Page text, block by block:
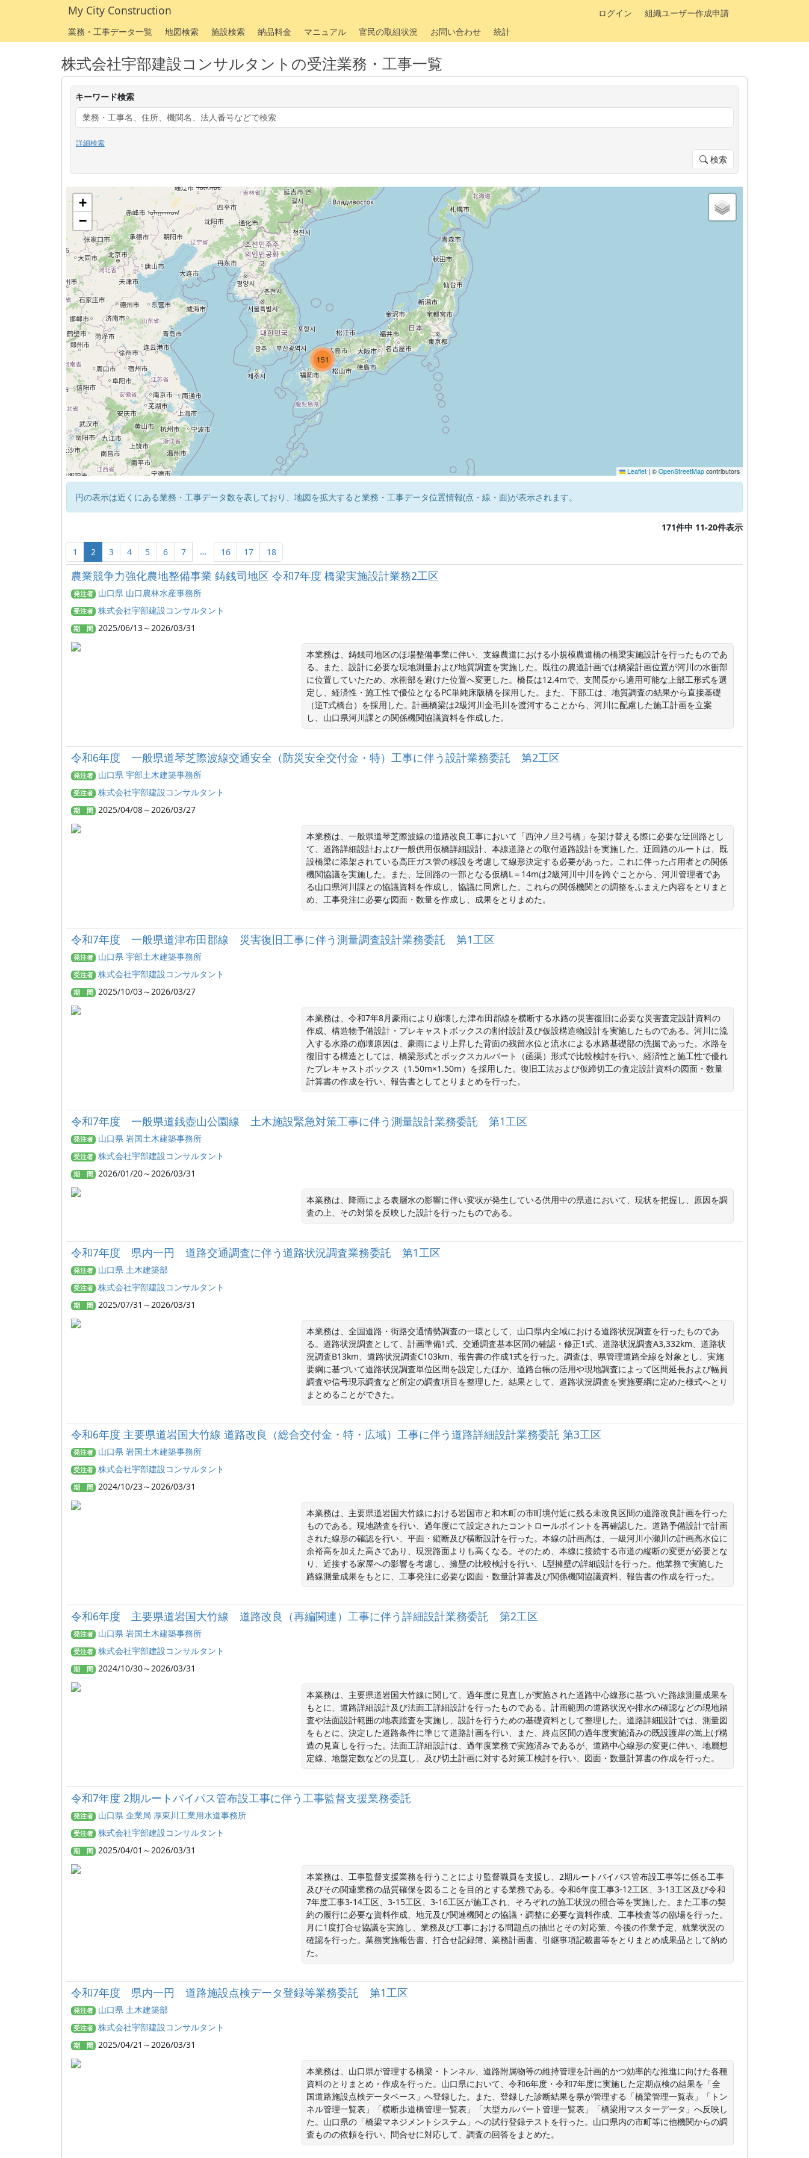
My City Construction ログイン
組織ユーザー作成申請
業務・工事データ一覧
地図検索 施設検索 納品料金 マニュアル 官民の取組状況 お問い合わせ 統計
株式会社宇部建設コンサルタントの受注業務・工事一覧
キーワード検索
詳細検索
検索
20
154
151
+
−
Leaflet | © OpenStreetMap contributors
円の表示は近くにある業務・工事データ数を表しており、地図を拡大すると業務・工事データ位置情報(点・線・面)が表示されます。
171件中 11-20件表示
1 2 3 4 5 6 7 … 16 17 18
農業競争力強化農地整備事業 鋳銭司地区 令和7年度 橋梁実施設計業務2工区
発注者 山口県 山口農林水産事務所
受注者 株式会社宇部建設コンサルタント
期 間 2025/06/13～2026/03/31
本業務は、鋳銭司地区のほ場整備事業に伴い、支線農道における小規模農道橋の橋梁実施設計を行ったものであ
る。また、設計に必要な現地測量および地質調査を実施した。既往の農道計画では橋梁計画位置が河川の水衝部
に位置していたため、水衝部を避けた位置へ変更した。橋長は12.4mで、支間長から適用可能な上部工形式を選
定し、経済性・施工性で優位となるPC単純床版橋を採用した。また、下部工は、地質調査の結果から直接基礎
（逆T式橋台）を採用した。計画橋梁は2級河川金毛川を渡河することから、河川に配慮した施工計画を立案
し、山口県河川課との関係機関協議資料を作成した。
令和6年度 一般県道琴芝際波線交通安全（防災安全交付金・特）工事に伴う設計業務委託 第2工区
発注者 山口県 宇部土木建築事務所
受注者 株式会社宇部建設コンサルタント
期 間 2025/04/08～2026/03/27
本業務は、一般県道琴芝際波線の道路改良工事において「西沖ノ旦2号橋」を架け替える際に必要な迂回路とし
て、道路詳細設計および一般供用仮橋詳細設計、本線道路との取付道路設計を実施した。迂回路のルートは、既
設橋梁に添架されている高圧ガス管の移設を考慮して線形決定する必要があった。これに伴った占用者との関係
機関協議を実施した。また、迂回路の一部となる仮橋L＝14mは2級河川中川を跨ぐことから、河川管理者であ
る山口県河川課との協議資料を作成し、協議に同席した。これらの関係機関との調整をふまえた内容をとりまと
め、工事発注に必要な図面・数量を作成し、成果をとりまめた。
令和7年度 一般県道津布田郡線 災害復旧工事に伴う測量調査設計業務委託 第1工区
発注者 山口県 宇部土木建築事務所
受注者 株式会社宇部建設コンサルタント
期 間 2025/10/03～2026/03/27
本業務は、令和7年8月豪雨により崩壊した津布田郡線を横断する水路の災害復旧に必要な災害査定設計資料の
作成、構造物予備設計・プレキャストボックスの割付設計及び仮設構造物設計を実施したものである。河川に流
入する水路の崩壊原因は、豪雨により上昇した背面の残留水位と流水による水路基礎部の洗掘であった。水路を
復旧する構造としては、橋梁形式とボックスカルバート（函渠）形式で比較検討を行い、経済性と施工性で優れ
たプレキャストボックス（1.50m×1.50m）を採用した。復旧工法および仮締切工の査定設計資料の図面・数量
計算書の作成を行い、報告書としてとりまとめを行った。
令和7年度 一般県道銭壺山公園線 土木施設緊急対策工事に伴う測量設計業務委託 第1工区
発注者 山口県 岩国土木建築事務所
受注者 株式会社宇部建設コンサルタント
期 間 2026/01/20～2026/03/31
本業務は、降雨による表層水の影響に伴い変状が発生している供用中の県道において、現状を把握し、原因を調
査の上、その対策を反映した設計を行ったものである。
令和7年度 県内一円 道路交通調査に伴う道路状況調査業務委託 第1工区
発注者 山口県 土木建築部
受注者 株式会社宇部建設コンサルタント
期 間 2025/07/31～2026/03/31
本業務は、全国道路・街路交通情勢調査の一環として、山口県内全域における道路状況調査を行ったものであ
る。道路状況調査として、計画準備1式、交通調査基本区間の確認・修正1式、道路状況調査A3,332km、道路状
況調査B13km、道路状況調査C103km、報告書の作成1式を行った。調査は、県管理道路全線を対象とし、実施
要綱に基づいて道路状況調査単位区間を設定したほか、道路台帳の活用や現地調査によって区間延長および幅員
調査や信号現示調査など所定の調査項目を整理した。結果として、道路状況調査を実施要綱に定めた様式へとり
まとめることができた。
令和6年度 主要県道岩国大竹線 道路改良（総合交付金・特・広域）工事に伴う道路詳細設計業務委託 第3工区
発注者 山口県 岩国土木建築事務所
受注者 株式会社宇部建設コンサルタント
期 間 2024/10/23～2026/03/31
本業務は、主要県道岩国大竹線における岩国市と和木町の市町境付近に残る未改良区間の道路改良計画を行った
ものである。現地踏査を行い、過年度にて設定されたコントロールポイントを再確認した。道路予備設計で計画
された線形の確認を行い、平面・縦断及び横断設計を行った。本線の計画高は、一級河川小瀬川の計画高水位に
余裕高を加えた高さであり、現況路面よりも高くなる。そのため、本線に接続する市道の縦断の変更が必要とな
り、近接する家屋への影響を考慮し、擁壁の比較検討を行い、L型擁壁の詳細設計を行った。他業務で実施した
路線測量成果をもとに、工事発注に必要な図面・数量計算書及び関係機関協議資料、報告書の作成を行った。
令和6年度 主要県道岩国大竹線 道路改良（再編関連）工事に伴う詳細設計業務委託 第2工区
発注者 山口県 岩国土木建築事務所
受注者 株式会社宇部建設コンサルタント
期 間 2024/10/30～2026/03/31
本業務は、主要県道岩国大竹線に関して、過年度に見直しが実施された道路中心線形に基づいた路線測量成果を
もとに、道路詳細設計及び法面工詳細設計を行ったものである。計画範囲の道路状況や排水の確認などの現地踏
査や法面設計範囲の地表踏査を実施し、設計を行うための基礎資料として整理した。道路詳細設計では、測量図
をもとに、決定した道路条件に準じて道路計画を行い、また、終点区間の過年度実施済みの既設護岸の嵩上げ構
造の見直しを行った。法面工詳細設計は、過年度業務で実施済みであるが、道路中心線形の変更に伴い、地層想
定線、地盤定数などの見直し、及び切土計画に対する対策工検討を行い、図面・数量計算書の作成を行った。
令和7年度 2期ルートバイパス管布設工事に伴う工事監督支援業務委託
発注者 山口県 企業局 厚東川工業用水道事務所
受注者 株式会社宇部建設コンサルタント
期 間 2025/04/01～2026/03/31
本業務は、工事監督支援業務を行うことにより監督職員を支援し、2期ルートバイパス管布設工事等に係る工事
及びその関連業務の品質確保を図ることを目的とする業務である。令和6年度工事3-12工区、3-13工区及び令和
7年度工事3-14工区、3-15工区、3-16工区が施工され、そろぞれの施工状況の照合等を実施した。また工事の契
約の履行に必要な資料作成、地元及び関連機関との協議・調整に必要な資料作成、工事検査等の臨場を行った。
月に1度打合せ協議を実施し、業務及び工事における問題点の抽出とその対応策、今後の作業予定、就業状況の
確認を行った。業務実施報告書、打合せ記録簿、業務計画書、引継事項記載書等をとりまとめ成果品として納め
た。
令和7年度 県内一円 道路施設点検データ登録等業務委託 第1工区
発注者 山口県 土木建築部
受注者 株式会社宇部建設コンサルタント
期 間 2025/04/21～2026/03/31
本業務は、山口県が管理する橋梁・トンネル、道路附属物等の維持管理を計画的かつ効率的な推進に向けた各種
資料のとりまとめ・作成を行った。山口県において、令和6年度・令和7年度に実施した定期点検の結果を「全
国道路施設点検データベース」へ登録した。また、登録した診断結果を県が管理する「橋梁管理一覧表」「トン
ネル管理一覧表」「横断歩道橋管理一覧表」「大型カルバート管理一覧表」「橋梁用マスターデータ」へ反映し
た。山口県の「橋梁マネジメントシステム」への試行登録テストを行った。山口県内の市町等に他機関からの調
査ものの依頼を行い、問合せに対応して、調査の回答をまとめた。